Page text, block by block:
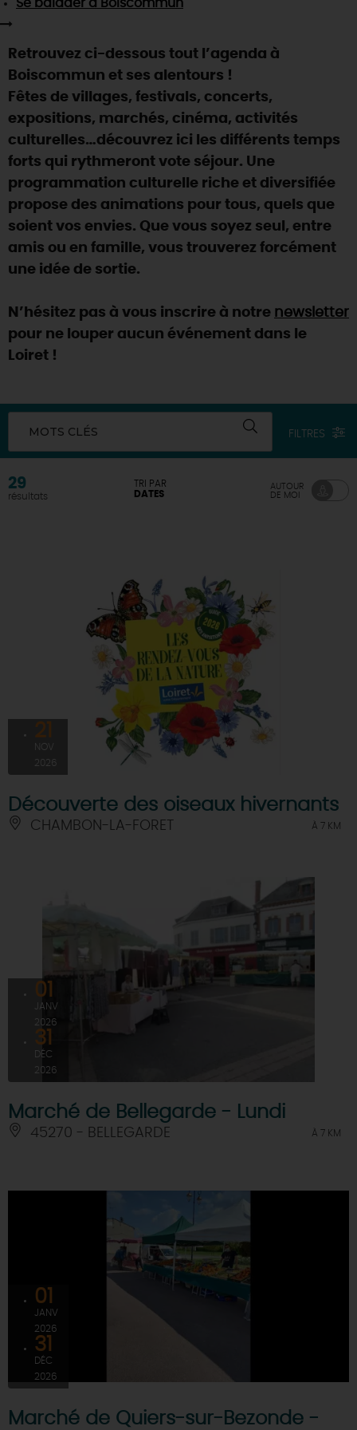
Visitesgourmandesetcréatives
Chic,une aire de pique-nique
Par ici lesguinguettes
Que rapporter du Loiret ?
La Route desMétiers d'Art
TOUT L'ART DE VIVRE
(re)Découvrir les coulisses de la Faïencerie de
Expérimenterles parcours Baludik
Une saison de festivals 🎉
Rendez-vous de la nature en 2026
Programme des animations "Loiret au fil de l'eau"
AUJOURD'HUI
SE REPÉRER,SE DÉPLACER
INFOS & SERVICES
RÉSERVERMAINTENANT
Se balader à Boiscommun
Retrouvez ci-dessous tout l’agenda à
Boiscommun et ses alentours !
Fêtes de villages, festivals, concerts,
expositions, marchés, cinéma, activités
culturelles…découvrez ici les différents temps
forts qui rythmeront vote séjour. Une
programmation culturelle riche et diversifiée
propose des animations pour tous, quels que
soient vos envies. Que vous soyez seul, entre
amis ou en famille, vous trouverez forcément
une idée de sortie.
N’hésitez pas à vous inscrire à notre newsletter
pour ne louper aucun événement dans le
Loiret !
MOTS CLÉS FILTRES
29
résultats
TRI PAR
DATES
AUTOUR
DE MOI
21
NOV
2026
Découverte des oiseaux hivernants
CHAMBON-LA-FORET À 7 KM
01
JANV
2026
31
DÉC
2026
Marché de Bellegarde - Lundi
45270 - BELLEGARDE À 7 KM
01
JANV
2026
31
DÉC
2026
Marché de Quiers-sur-Bezonde -